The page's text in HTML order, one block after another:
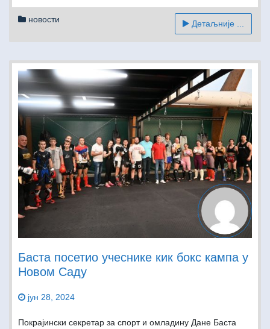
новости Детаљније ...
Баста посетио учеснике кик бокс кампа у
Новом Саду
јун 28, 2024
Покрајински секретар за спорт и омладину Дане Баста